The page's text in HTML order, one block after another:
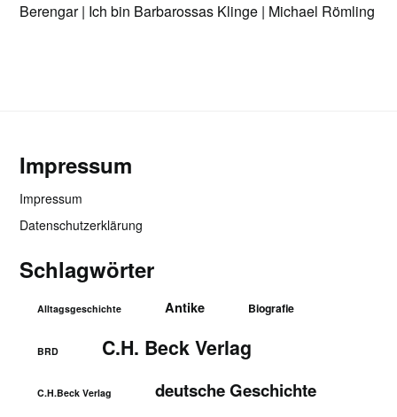
Berengar | Ich bin Barbarossas Klinge | Michael Römling
Impressum
Impressum
Datenschutzerklärung
Schlagwörter
Alltagsgeschichte Antike Biografie
BRD C.H. Beck Verlag
C.H.Beck Verlag deutsche Geschichte